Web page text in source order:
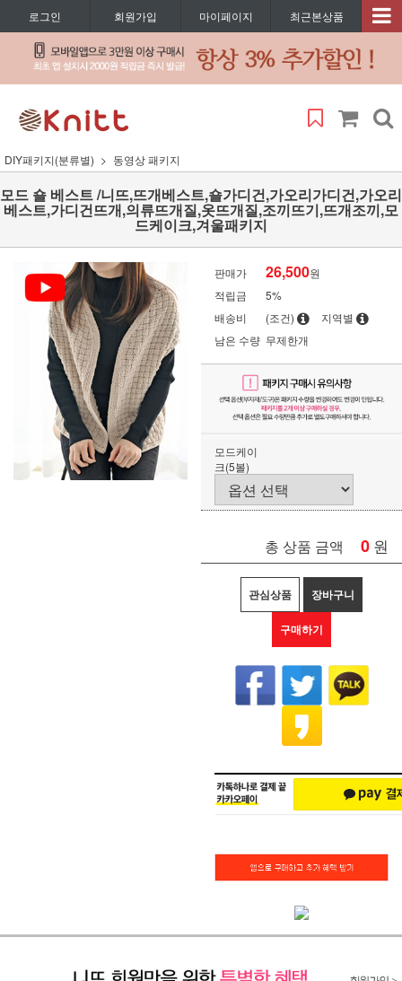
로그인 회원가입 마이페이지 최근본상품
DIY패키지(분류별) 동영상 패키지
모드 숄 베스트 /니뜨,뜨개베스트,숄가디건,가오리가디건,가오리
베스트,가디건뜨개,의류뜨개질,옷뜨개질,조끼뜨기,뜨개조끼,모
드케이크,겨울패키지
판매가 26,500원
적립금
5%
배송비
(조건)
지역별
남은 수량 무제한개
모드케이
크(5볼)
총 상품 금액 0 원
관심상품 장바구니
구매하기